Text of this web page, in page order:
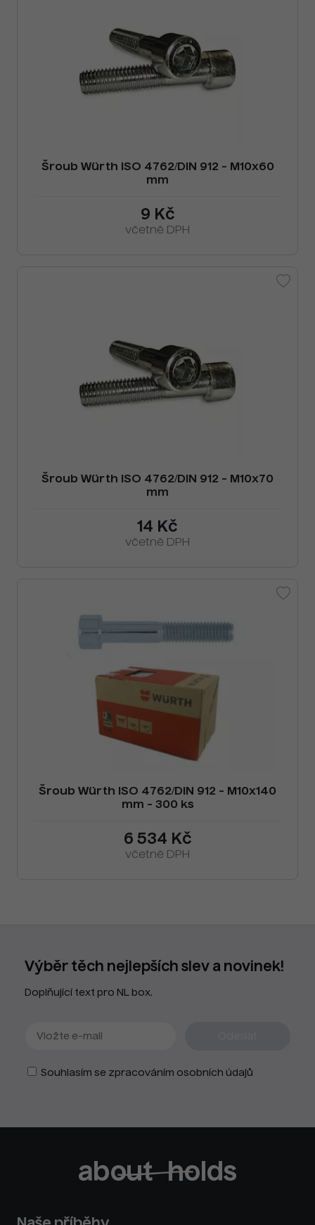
Šroub Würth ISO 4762/DIN 912 - M10x60
mm
9 Kč
včetně DPH
Šroub Würth ISO 4762/DIN 912 - M10x70
mm
14 Kč
včetně DPH
Šroub Würth ISO 4762/DIN 912 - M10x140
mm - 300 ks
6 534 Kč
včetně DPH
Výběr těch nejlepších slev a novinek!
Doplňující text pro NL box.
Souhlasím se zpracováním osobních údajů